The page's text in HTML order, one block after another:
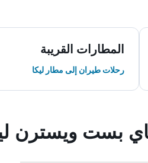
المطارات القريبة
رحلات طيران إلى مطار ليكا
بست ويسترن